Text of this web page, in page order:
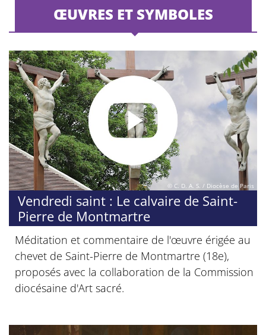
ŒUVRES ET SYMBOLES
© C. D. A. S. / Diocèse de Paris
Vendredi saint : Le calvaire de Saint-
Pierre de Montmartre
Méditation et commentaire de l'œuvre érigée au
chevet de Saint-Pierre de Montmartre (18e),
proposés avec la collaboration de la Commission
diocésaine d'Art sacré.